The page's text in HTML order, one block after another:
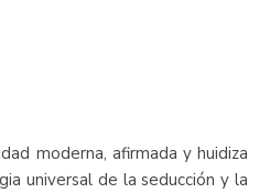
moderna, afirmada y huidiza
universal de la seducción y la